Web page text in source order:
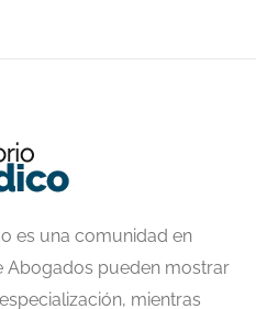
es una comunidad en
Abogados pueden mostrar
mientras